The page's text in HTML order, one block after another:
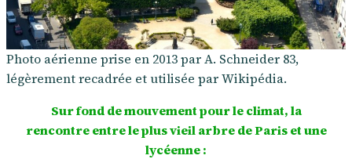
Photo aérienne prise en 2013 par A. Schneider 83,
légèrement recadrée et utilisée par Wikipédia.
Sur fond de mouvement pour le climat, la
rencontre entre le plus vieil arbre de Paris et une
lycéenne :